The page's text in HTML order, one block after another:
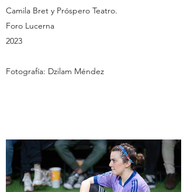
Camila Bret y Próspero Teatro.
Foro Lucerna
2023
Fotografía: Dzilam Méndez